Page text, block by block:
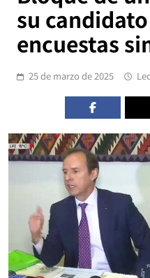
su
encuestas
25 de marzo de 2025